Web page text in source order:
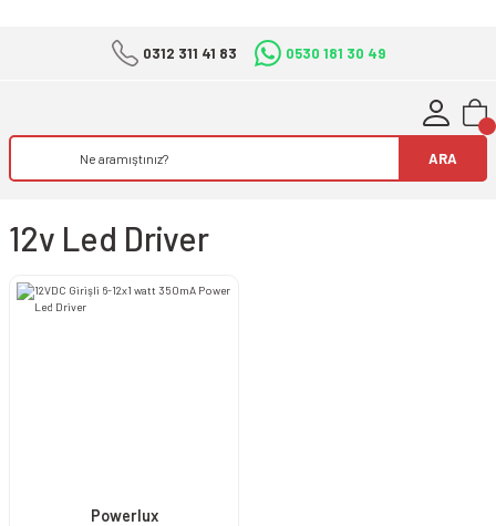
0312 311 41 83 0530 181 30 49
ARA
12v Led Driver
Powerlux